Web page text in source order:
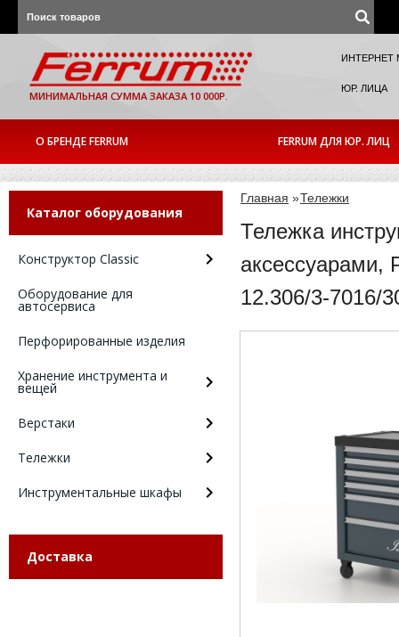
МИНИМАЛЬНАЯ СУММА ЗАКАЗА 10 000Р.
ИНТЕРНЕТ
ЮР. ЛИЦА
О БРЕНДЕ FERRUM FERRUM ДЛЯ ЮР. ЛИЦ
Каталог оборудования
Конструктор Classic
Оборудование для
автосервиса
Перфорированные изделия
Хранение инструмента и
вещей
Верстаки
Тележки
Инструментальные шкафы
Доставка
Главная »Тележки
Тележка
аксессуарами,
12.306/3-7016/